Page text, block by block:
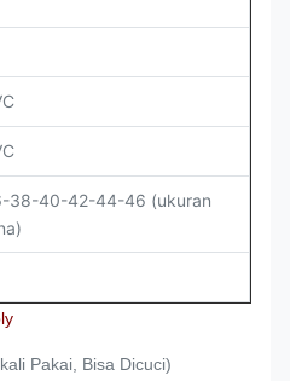
38-40-42-44-46 (ukuran
Pakai, Bisa Dicuci)